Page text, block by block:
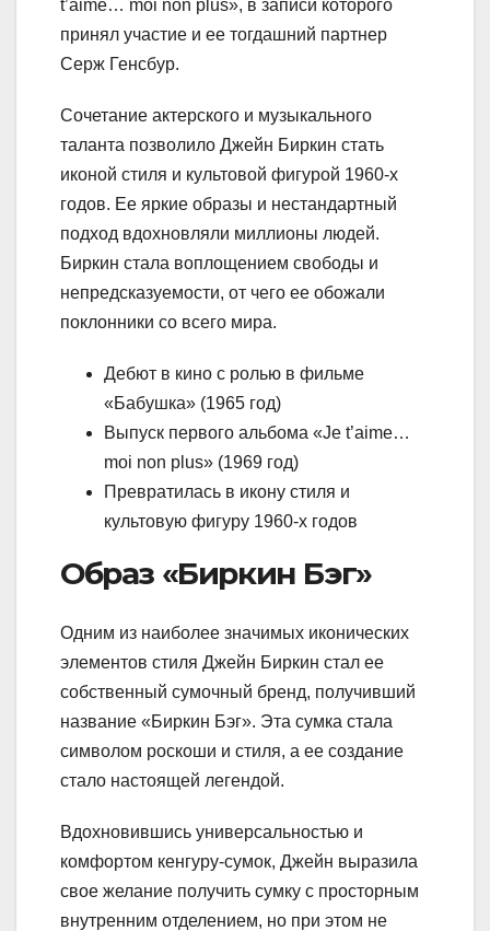
t’aime… moi non plus», в записи которого
принял участие и ее тогдашний партнер
Серж Генсбур.
Сочетание актерского и музыкального
таланта позволило Джейн Биркин стать
иконой стиля и культовой фигурой 1960-х
годов. Ее яркие образы и нестандартный
подход вдохновляли миллионы людей.
Биркин стала воплощением свободы и
непредсказуемости, от чего ее обожали
поклонники со всего мира.
Дебют в кино с ролью в фильме
«Бабушка» (1965 год)
Выпуск первого альбома «Je t’aime…
moi non plus» (1969 год)
Превратилась в икону стиля и
культовую фигуру 1960-х годов
Образ «Биркин Бэг»
Одним из наиболее значимых иконических
элементов стиля Джейн Биркин стал ее
собственный сумочный бренд, получивший
название «Биркин Бэг». Эта сумка стала
символом роскоши и стиля, а ее создание
стало настоящей легендой.
Вдохновившись универсальностью и
комфортом кенгуру-сумок, Джейн выразила
свое желание получить сумку с просторным
внутренним отделением, но при этом не